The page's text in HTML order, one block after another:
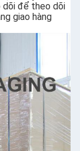
dõi để theo dõi
giao hàng